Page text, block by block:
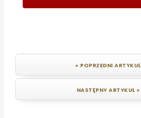
« POPRZEDNI ARTYKUŁ
NASTĘPNY ARTYKUŁ »